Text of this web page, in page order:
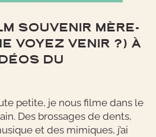
SOUVENIR MÈRE-
VOYEZ VENIR ?) À
DU
petite, je nous filme dans le
Des brossages de dents,
et des mimiques, j’ai